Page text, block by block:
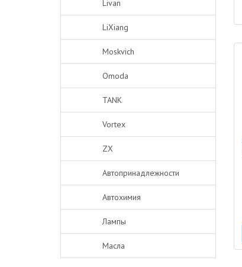
Livan
LiXiang
Moskvich
Omoda
TANK
Vortex
ZX
Автопринадлежности
Автохимия
Лампы
Масла